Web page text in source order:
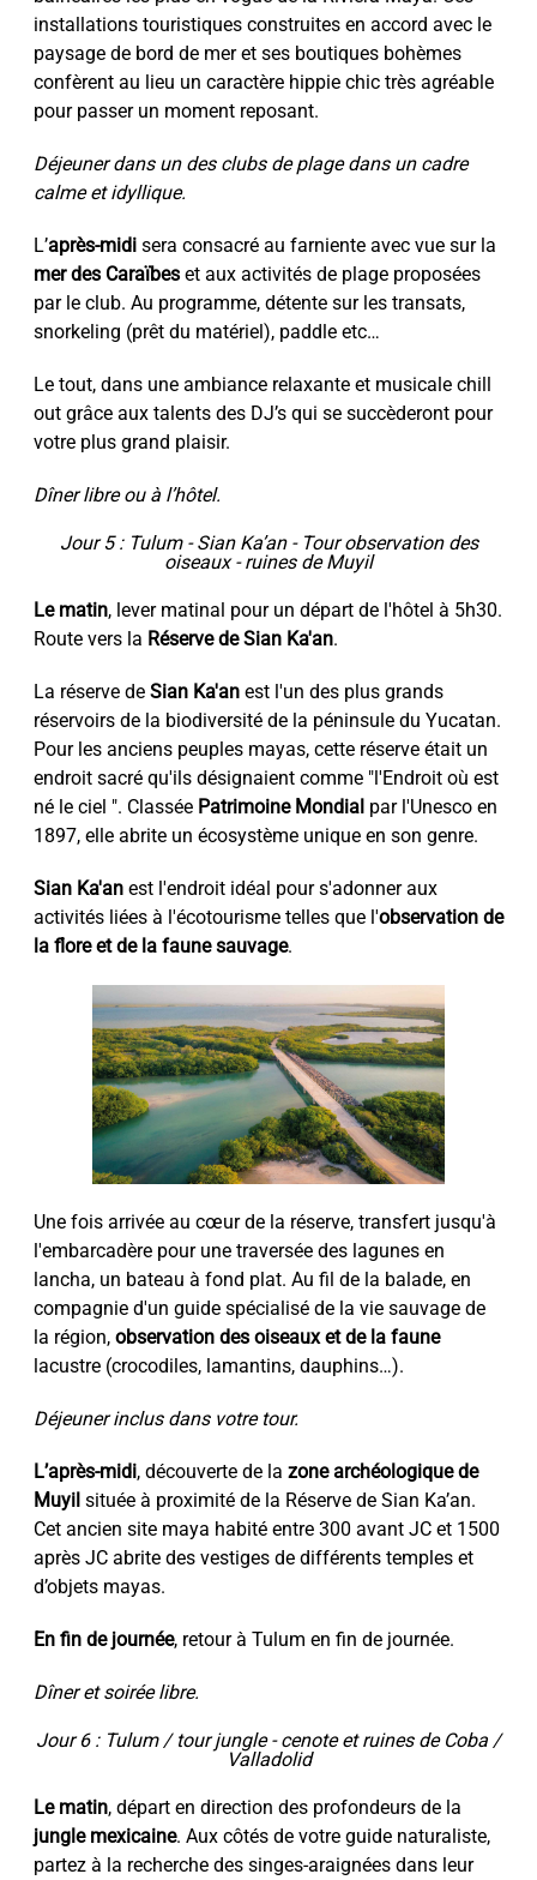
installations touristiques construites en accord avec le
paysage de bord de mer et ses boutiques bohèmes
confèrent au lieu un caractère hippie chic très agréable
pour passer un moment reposant.
Déjeuner dans un des clubs de plage dans un cadre
calme et idyllique.
L’après-midisera consacré au farniente avec vue sur la
mer des Caraïbeset aux activités de plage proposées
par le club. Au programme, détente sur les transats,
snorkeling (prêt du matériel), paddle etc…
Le tout, dans une ambiance relaxante et musicale chill
out grâce aux talents des DJ’s qui se succèderont pour
votre plus grand plaisir.
Dîner libre ou à l’hôtel.
Jour 5 : Tulum - Sian Ka’an - Tour observation des
oiseaux - ruines de Muyil
Le matin, lever matinal pour un départ de l'hôtel à 5h30.
Route vers la Réserve de Sian Ka'an.
La réserve de Sian Ka'anest l'un des plus grands
réservoirs de la biodiversité de la péninsule du Yucatan.
Pour les anciens peuples mayas, cette réserve était un
endroit sacré qu'ils désignaient comme "l'Endroit où est
né le ciel ". Classée Patrimoine Mondial par l'Unesco en
1897, elle abrite un écosystème unique en son genre.
Sian Ka'anest l'endroit idéal pour s'adonner aux
activités liées à l'écotourisme telles que l'observation de
la flore et de la faune sauvage.
Une fois arrivée au cœur de la réserve, transfert jusqu'à
l'embarcadère pour une traversée des lagunes en
lancha, un bateau à fond plat. Au fil de la balade, en
compagnie d'un guide spécialisé de la vie sauvage de
la région, observation des oiseaux et de la faune
lacustre (crocodiles, lamantins, dauphins…).
Déjeuner inclus dans votre tour.
L’après-midi, découverte de la zone archéologique de
Muyilsituée à proximité de la Réserve de Sian Ka’an.
Cet ancien site maya habité entre 300 avant JC et 1500
après JC abrite des vestiges de différents temples et
d’objets mayas.
En fin de journée, retour à Tulum en fin de journée.
Dîner et soirée libre.
Jour 6 : Tulum / tour jungle - cenote et ruines de Coba /
Valladolid
Le matin, départ en direction des profondeurs de la
jungle mexicaine. Aux côtés de votre guide naturaliste,
partez à la recherche des singes-araignées dans leur